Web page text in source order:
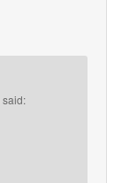
said: